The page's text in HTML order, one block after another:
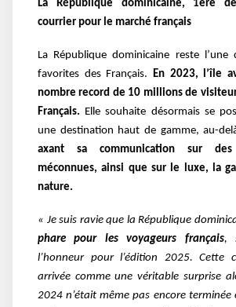
La République dominicaine, 1ère
courrier pour le marché français
La République dominicaine reste l’une
favorites des Français. En 2023, l’île
nombre record de 10 millions de
Français. Elle souhaite désormais se
une destination haut de gamme, au-
axant sa communication sur
méconnues, ainsi que sur le luxe, la
nature.
« Je suis ravie que la République
phare pour les voyageurs français,
l’honneur pour l’édition 2025. Cette
arrivée comme une véritable surprise
2024 n’était même pas encore terminée